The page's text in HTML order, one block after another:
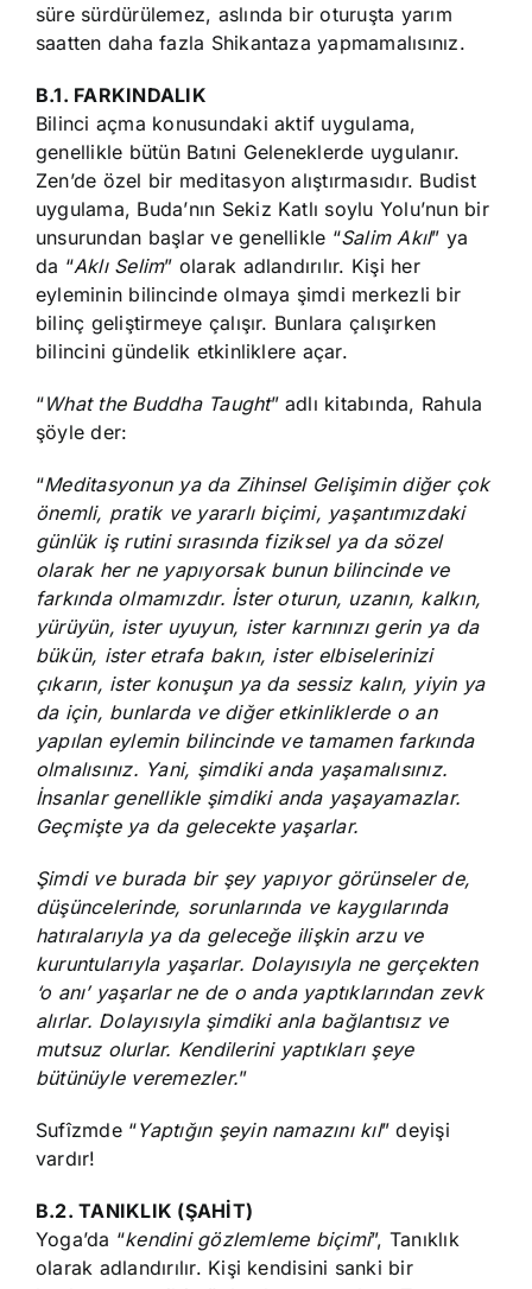
süre sürdürülemez, aslında bir oturuşta yarım
saatten daha fazla Shikantaza yapmamalısınız.
B.1. FARKINDALIK
Bilinci açma konusundaki aktif uygulama,
genellikle bütün Batıni Geleneklerde uygulanır.
Zen’de özel bir meditasyon alıştırmasıdır. Budist
uygulama, Buda’nın Sekiz Katlı soylu Yolu’nun bir
unsurundan başlar ve genellikle “Salim Akıl” ya
da “Aklı Selim” olarak adlandırılır. Kişi her
eyleminin bilincinde olmaya şimdi merkezli bir
bilinç geliştirmeye çalışır. Bunlara çalışırken
bilincini gündelik etkinliklere açar.
“What the Buddha Taught” adlı kitabında, Rahula
şöyle der:
“Meditasyonun ya da Zihinsel Gelişimin diğer çok
önemli, pratik ve yararlı biçimi, yaşantımızdaki
günlük iş rutini sırasında fiziksel ya da sözel
olarak her ne yapıyorsak bunun bilincinde ve
farkında olmamızdır. İster oturun, uzanın, kalkın,
yürüyün, ister uyuyun, ister karnınızı gerin ya da
bükün, ister etrafa bakın, ister elbiselerinizi
çıkarın, ister konuşun ya da sessiz kalın, yiyin ya
da için, bunlarda ve diğer etkinliklerde o an
yapılan eylemin bilincinde ve tamamen farkında
olmalısınız. Yani, şimdiki anda yaşamalısınız.
İnsanlar genellikle şimdiki anda yaşayamazlar.
Geçmişte ya da gelecekte yaşarlar.
Şimdi ve burada bir şey yapıyor görünseler de,
düşüncelerinde, sorunlarında ve kaygılarında
hatıralarıyla ya da geleceğe ilişkin arzu ve
kuruntularıyla yaşarlar. Dolayısıyla ne gerçekten
‘o anı’ yaşarlar ne de o anda yaptıklarından zevk
alırlar. Dolayısıyla şimdiki anla bağlantısız ve
mutsuz olurlar. Kendilerini yaptıkları şeye
bütünüyle veremezler.”
Sufîzmde “Yaptığın şeyin namazını kıl” deyişi
vardır!
B.2. TANIKLIK (ŞAHİT)
Yoga’da “kendini gözlemleme biçimi”, Tanıklık
olarak adlandırılır. Kişi kendisini sanki bir